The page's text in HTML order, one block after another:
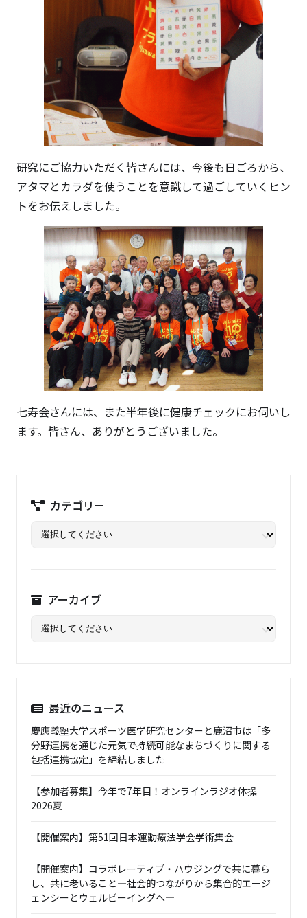
研究にご協力いただく皆さんには、今後も日ごろから、
アタマとカラダを使うことを意識して過ごしていくヒン
トをお伝えしました。
七寿会さんには、また半年後に健康チェックにお伺いし
ます。皆さん、ありがとうございました。
カテゴリー
アーカイブ
最近のニュース
慶應義塾大学スポーツ医学研究センターと鹿沼市は「多
分野連携を通じた元気で持続可能なまちづくりに関する
包括連携協定」を締結しました
【参加者募集】今年で7年目！オンラインラジオ体操
2026夏
【開催案内】第51回日本運動療法学会学術集会
【開催案内】コラボレーティブ・ハウジングで共に暮ら
し、共に老いること―社会的つながりから集合的エージ
ェンシーとウェルビーイングへ―